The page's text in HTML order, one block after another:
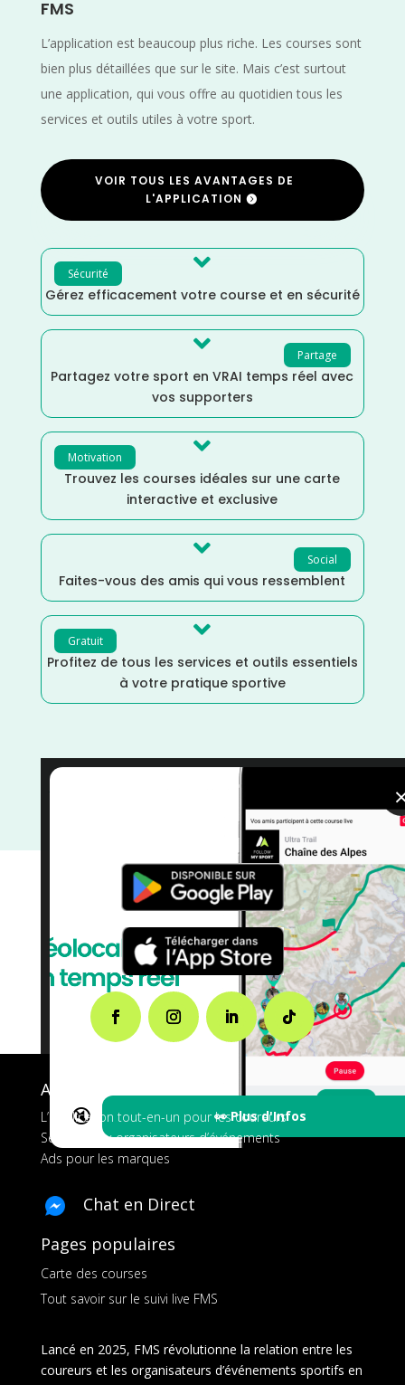
FMS
L’application est beaucoup plus riche. Les courses sont
bien plus détaillées que sur le site. Mais c’est surtout
une application, qui vous offre au quotidien tous les
services et outils utiles à votre sport.
VOIR TOUS LES AVANTAGES DE
L'APPLICATION
Sécurité 
Gérez efficacement votre course et en sécurité
Partage

Partagez votre sport en VRAI temps réel avec
vos supporters
Motivation 
Trouvez les courses idéales sur une carte
interactive et exclusive
Social

Faites-vous des amis qui vous ressemblent
Gratuit 
Profitez de tous les services et outils essentiels
à votre pratique sportive
🔇 👀 Plus d'Infos
Trail
Distance Faible/Dénivelé
courses /Avril
A propos de FMS
L’application tout-en-un pour les coureurs
Services aux organisateurs d’événements
Ads pour les marques
Chat en Direct
Pages populaires
Carte des courses
Tout savoir sur le suivi live FMS
Lancé en 2025, FMS révolutionne la relation entre les
coureurs et les organisateurs d’événements sportifs en